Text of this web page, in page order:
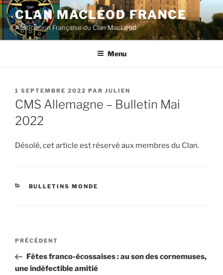
Aller
au
contenu
principal
CLAN MACLEOD FRANCE
Association Française du Clan MacLeod
Menu
PUBLIÉ
LE
1 SEPTEMBRE 2022 PAR JULIEN
CMS Allemagne – Bulletin Mai
2022
Désolé, cet article est réservé aux membres du Clan.
CATÉGORIES
BULLETINS MONDE
Navigation
l’article
Article
précédent
PRÉCÉDENT
Fêtes franco-écossaises : au son des cornemuses,
une indéfectible amitié